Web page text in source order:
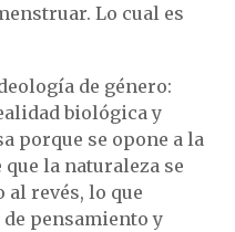
Lo cual es
de género:
biológica y
porque se opone a la
la naturaleza se
al revés, lo que
pensamiento y